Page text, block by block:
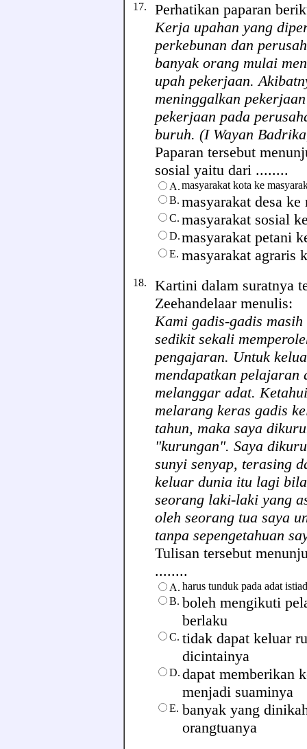
17. Perhatikan paparan
Kerja upahan yang
perkebunan dan
banyak orang mulai
upah pekerjaan.
meninggalkan
pekerjaan pada
buruh. (I Wayan
Paparan tersebut
sosial yaitu dari ........
A.masyarakat kota ke
B. masyarakat desa
C. masyarakat sosial
D.masyarakat petani
E. masyarakat agraris
18. Kartini dalam suratnya
Zeehandelaar menulis:
Kami gadis-gadis
sedikit sekali
pengajaran. Untuk
mendapatkan pelajaran
melanggar adat.
melarang keras gadis
tahun, maka saya
"kurungan". Saya
sunyi senyap, terasing
keluar dunia itu lagi
seorang laki-laki yang
oleh seorang tua saya
tanpa sepengetahuan
Tulisan tersebut
........
A. harus tunduk pada adat
B. boleh mengikuti
berlaku
C. tidak dapat keluar
dicintainya
D. dapat memberikan
menjadi suaminya
E. banyak yang
orangtuanya